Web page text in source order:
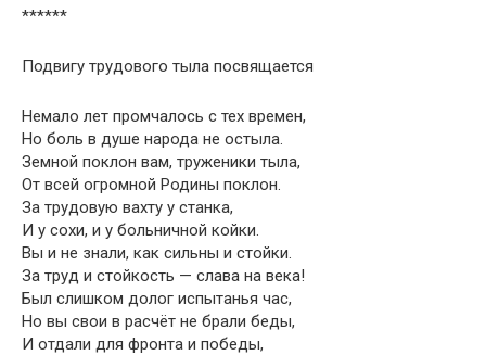
******
Подвигу трудового тыла посвящается
Немало лет промчалось с тех времен,
Но боль в душе народа не остыла.
Земной поклон вам, труженики тыла,
От всей огромной Родины поклон.
За трудовую вахту у станка,
И у сохи, и у больничной койки.
Вы и не знали, как сильны и стойки.
За труд и стойкость — слава на века!
Был слишком долог испытанья час,
Но вы свои в расчёт не брали беды,
И отдали для фронта и победы,